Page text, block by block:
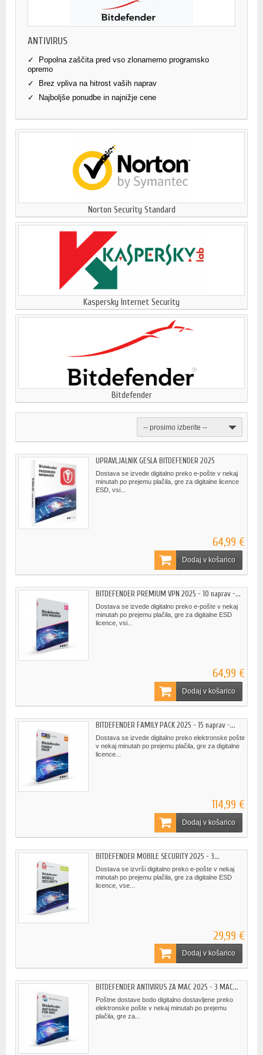
ANTIVIRUS
✓ Popolna zaščita pred vso zlonamerno programsko
opremo
✓ Brez vpliva na hitrost vaših naprav
✓ Najboljše ponudbe in najnižje cene
Norton Security Standard
Kaspersky Internet Security
Bitdefender
-- prosimo izberite --
UPRAVLJALNIK GESLA BITDEFENDER 2025
Dostava se izvede digitalno preko e-pošte v nekaj
minutah po prejemu plačila, gre za digitalne licence
ESD, vsi...
64,99 €
Dodaj v košarico
BITDEFENDER PREMIUM VPN 2025 - 10 naprav -...
Dostava se izvede digitalno preko e-pošte v nekaj
minutah po prejemu plačila, gre za digitalne ESD
licence, vsi...
64,99 €
Dodaj v košarico
BITDEFENDER FAMILY PACK 2025 - 15 naprav -...
Dostava se izvede digitalno preko elektronske pošte
v nekaj minutah po prejemu plačila, gre za digitalne
licence...
114,99 €
Dodaj v košarico
BITDEFENDER MOBILE SECURITY 2025 - 3...
Dostava se izvrši digitalno preko e-pošte v nekaj
minutah po prejemu plačila, gre za digitalne ESD
licence, vse...
29,99 €
Dodaj v košarico
BITDEFENDER ANTIVIRUS ZA MAC 2025 - 3 MAC...
Poštne dostave bodo digitalno dostavljene preko
elektronske pošte v nekaj minutah po prejemu
plačila, gre za...